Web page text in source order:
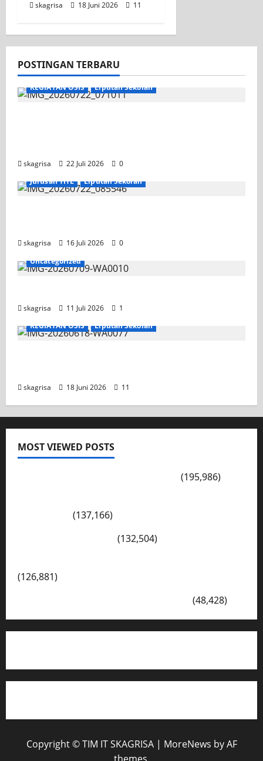
skagrisa 18 Juni 2026 11
POSTINGAN TERBARU
KEGIATAN OSIS Liputan Sekolah
skagrisa 22 Juli 2026
0
Jurusan TITL
Liputan Sekolah
skagrisa 16 Juli 2026
0
Uncategorized
skagrisa 11 Juli 2026
1
KEGIATAN OSIS
Liputan Sekolah
skagrisa 18 Juni 2026 11
MOST VIEWED POSTS
(195,986)
(137,166)
(132,504)
(126,881)
(48,428)
Copyright © TIM IT SKAGRISA | MoreNews by AF